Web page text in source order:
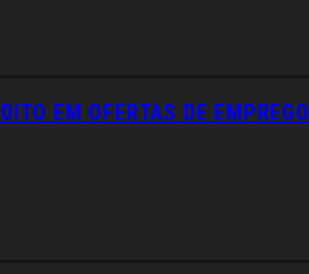
EM OFERTAS DE EMPREGO